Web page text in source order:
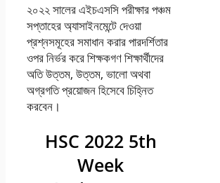
২০২২ সালের এইচএসসি পরীক্ষার পঞ্চম
সপ্তাহের অ্যাসাইনমেন্টে দেওয়া
প্রশ্নসমূহের সমাধান করার পারদর্শিতার
ওপর নির্ভর করে শিক্ষকগণ শিক্ষার্থীদের
অতি উত্তম, উত্তম, ভালো অথবা
অগ্রগতি প্রয়োজন হিসেবে চিহ্নিত
করবেন।
HSC 2022 5th
Week